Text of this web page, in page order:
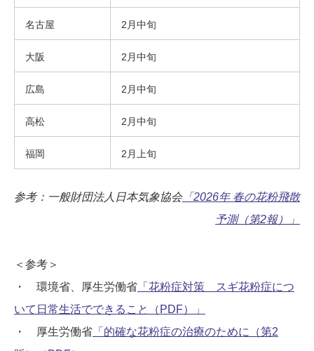
名古屋 2月中旬
大阪 2月中旬
広島 2月中旬
高松 2月中旬
福岡 2月上旬
参考：一般財団法人日本気象協会「2026年 春の花粉飛散
予測（第2報）」
＜参考＞
・ 環境省、厚生労働省 「花粉症対策 スギ花粉症につ
いて日常生活でできること（PDF）」
・ 厚生労働省 「的確な花粉症の治療のために（第2